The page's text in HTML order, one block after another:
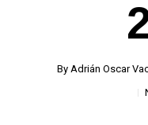
By Adrián Oscar